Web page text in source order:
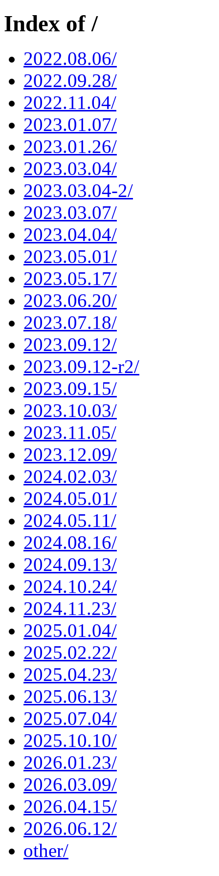
Index of /
2022.08.06/
2022.09.28/
2022.11.04/
2023.01.07/
2023.01.26/
2023.03.04/
2023.03.04-2/
2023.03.07/
2023.04.04/
2023.05.01/
2023.05.17/
2023.06.20/
2023.07.18/
2023.09.12/
2023.09.12-r2/
2023.09.15/
2023.10.03/
2023.11.05/
2023.12.09/
2024.02.03/
2024.05.01/
2024.05.11/
2024.08.16/
2024.09.13/
2024.10.24/
2024.11.23/
2025.01.04/
2025.02.22/
2025.04.23/
2025.06.13/
2025.07.04/
2025.10.10/
2026.01.23/
2026.03.09/
2026.04.15/
2026.06.12/
other/